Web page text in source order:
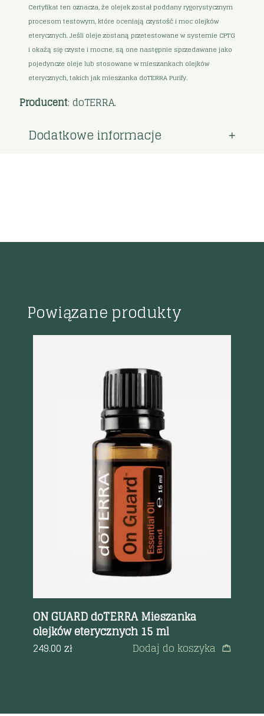
Certyfikat ten oznacza, że olejek został poddany rygorystycznym
procesom testowym, które oceniają czystość i moc olejków
eterycznych. Jeśli oleje zostaną przetestowane w systemie CPTG
i okażą się czyste i mocne, są one następnie sprzedawane jako
pojedyncze oleje lub stosowane w mieszankach olejków
eterycznych, takich jak mieszanka doTERRA Purify.
Producent: doTERRA.
Dodatkowe informacje
Powiązane produkty
Szybki podgląd
ON GUARD doTERRA Mieszanka
olejków eterycznych 15 ml
249.00zł Dodaj do koszyka